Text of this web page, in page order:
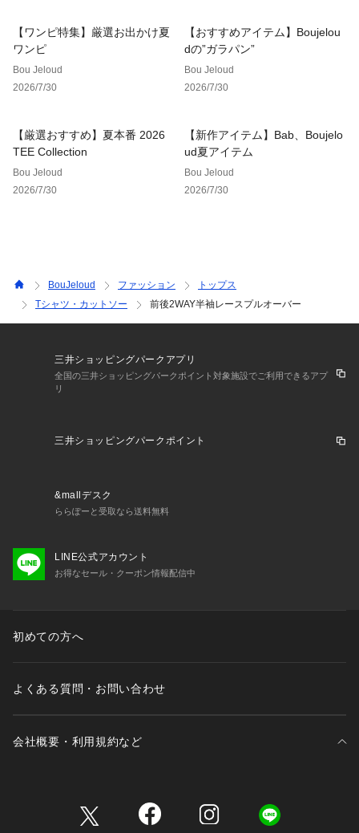
いませ。
※画像の商品はサンプルのため、実際の商品と若干仕様が異な
る場合がございます。
※この商品は、素材の特性上、洗濯の際に多少の伸びや縮みが
生じる恐れがあります。洗濯後は形を整えてから干してくださ
い。
★商品のお気に入り登録
け取ることができます!
新商品や再入荷などのお得な情報を受け取ることができますの
で、是非ご登録ください。
【ワンピ特集】厳選お出かけ夏
ワンピ
Bou Jeloud
2026/7/30
【おすすめアイテム】Boujelou
dの”ガラパン”
Bou Jeloud
2026/7/30
【厳選おすすめ】夏本番 2026
TEE Collection
Bou Jeloud
2026/7/30
【新作アイテム】Bab、Boujelo
ud夏アイテム
Bou Jeloud
2026/7/30
BouJeloud ファッション
トップス
Tシャツ・カットソー
前後2WAY半袖レースプルオーバー
三井ショッピングパークアプリ
全国の三井ショッピングパークポイント対象施設でご利用できるアプ
リ
三井ショッピングパークポイント
&mallデスク
ららぽーと受取なら送料無料
LINE公式アカウント
お得なセール・クーポン情報配信中
初めての方へ
よくある質問・お問い合わせ
会社概要・利用規約など